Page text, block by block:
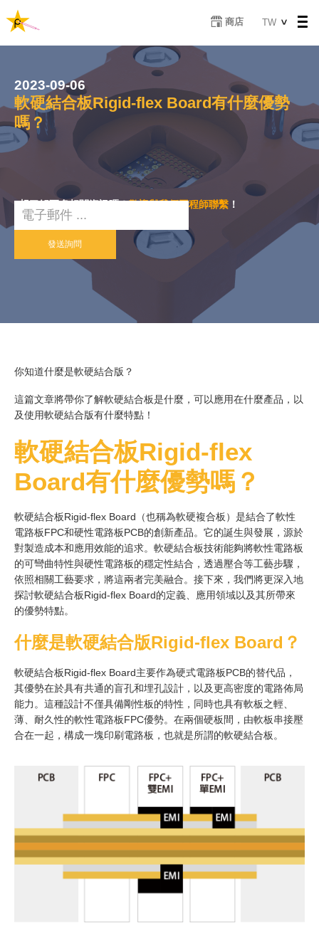
至
商店
Select
TW
Email
發送詢問
想了解更多相關資訊嗎？歡迎與我們工程師聯繫！
2023-09-06
軟硬結合板Rigid-flex Board有什麼優勢
嗎？
你知道什麼是軟硬結合版？
這篇文章將帶你了解軟硬結合板是什麼，可以應用在什麼產品，以
及使用軟硬結合版有什麼特點！
軟硬結合板Rigid-flex
Board有什麼優勢嗎？
軟硬結合板Rigid-flex Board（也稱為軟硬複合板）是結合了軟性
電路板FPC和硬性電路板PCB的創新產品。它的誕生與發展，源於
對製造成本和應用效能的追求。軟硬結合板技術能夠將軟性電路板
的可彎曲特性與硬性電路板的穩定性結合，透過壓合等工藝步驟，
依照相關工藝要求，將這兩者完美融合。接下來，我們將更深入地
探討軟硬結合板Rigid-flex Board的定義、應用領域以及其所帶來
的優勢特點。
什麼是軟硬結合版Rigid-flex Board ？
軟硬結合板Rigid-flex Board主要作為硬式電路板PCB的替代品，
其優勢在於具有共通的盲孔和埋孔設計，以及更高密度的電路佈局
能力。這種設計不僅具備剛性板的特性，同時也具有軟板之輕、
薄、耐久性的軟性電路板FPC優勢。在兩個硬板間，由軟板串接壓
合在一起，構成一塊印刷電路板，也就是所謂的軟硬結合板。